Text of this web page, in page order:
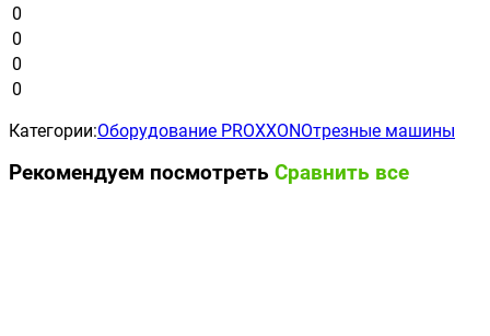
0
0
0
0
Категории:Оборудование PROXXONОтрезные машины
Рекомендуем посмотреть Сравнить все